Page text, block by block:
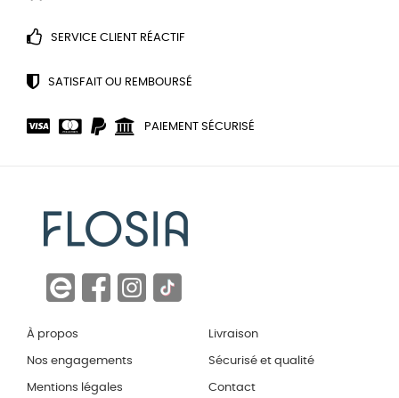
SERVICE CLIENT RÉACTIF
SATISFAIT OU REMBOURSÉ
PAIEMENT SÉCURISÉ
À propos
Nos engagements
Mentions légales
Livraison
Sécurisé et qualité
Contact